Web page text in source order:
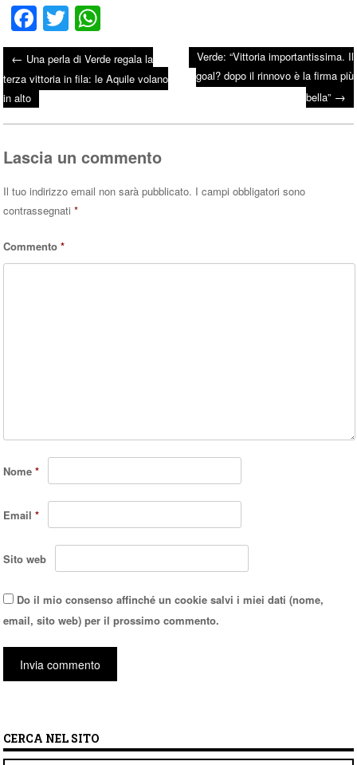
Fa
ce
bo
ok
T
wi
tte
r
ha
ts
A
pp
Post navigation
← Una perla di Verde regala la
terza vittoria in fila: le Aquile volano
in alto
Verde: “Vittoria importantissima. Il
goal? dopo il rinnovo è la firma più
bella” →
Lascia un commento
Il tuo indirizzo email non sarà pubblicato. I campi obbligatori sono
contrassegnati*
Commento*
Nome*
Email*
Sito web
Do il mio consenso affinché un cookie salvi i miei dati (nome,
email, sito web) per il prossimo commento.
CERCA NEL SITO